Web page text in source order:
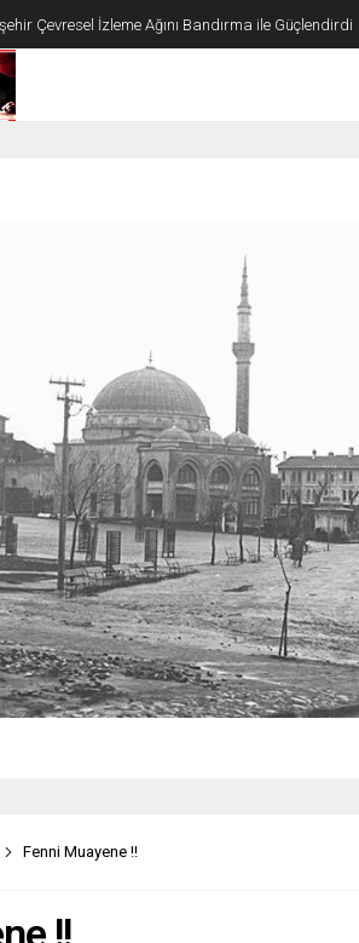
Çevresel İzleme Ağını Bandırma ile Güçlendirdi
Fenni Muayene !!
!!